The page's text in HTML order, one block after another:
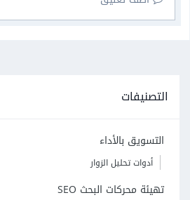
التصنيفات
التسويق بالأداء
أدوات تحليل الزوار
تهيئة محركات البحث SEO